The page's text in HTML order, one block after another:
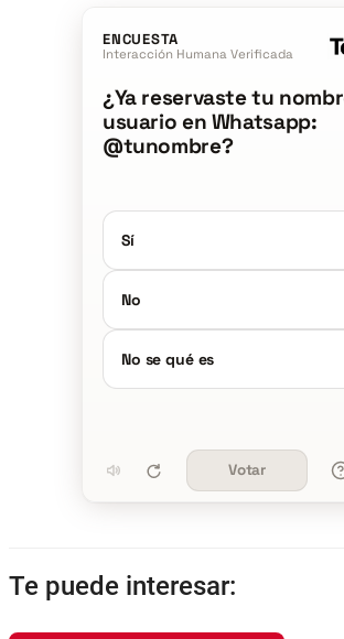
ENCUESTA
Interacción Humana Verificada
¿Ya reservaste tu
usuario en Whatsapp:
@tunombre?
Sí
No
No se qué es
Votar
Te puede interesar: